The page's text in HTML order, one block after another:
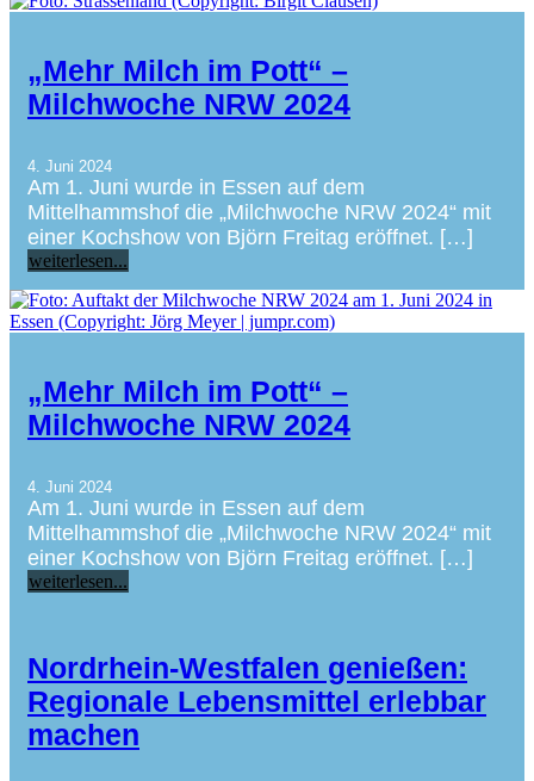
„Mehr Milch im Pott“ –
Milchwoche NRW 2024
4. Juni 2024
Am 1. Juni wurde in Essen auf dem
Mittelhammshof die „Milchwoche NRW 2024“ mit
einer Kochshow von Björn Freitag eröffnet. […]
weiterlesen...
„Mehr Milch im Pott“ –
Milchwoche NRW 2024
4. Juni 2024
Am 1. Juni wurde in Essen auf dem
Mittelhammshof die „Milchwoche NRW 2024“ mit
einer Kochshow von Björn Freitag eröffnet. […]
weiterlesen...
Nordrhein-Westfalen genießen:
Regionale Lebensmittel erlebbar
machen